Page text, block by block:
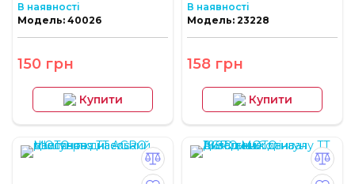
В наявності
Модель: 40026
150 грн
Купити
В наявності
Модель: 23228
158 грн
Купити